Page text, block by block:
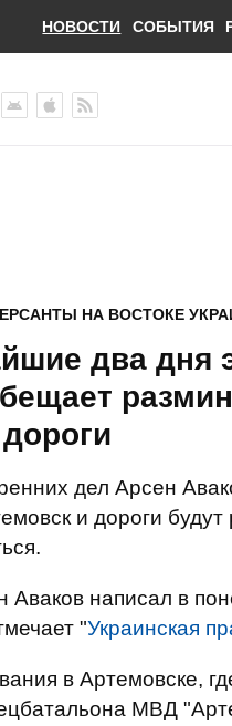
НОВОСТИ СОБЫТИЯ
НА ВОСТОКЕ
два дня
дел Арсен
и дороги
Аваков написал в
"Украинская
в Артемовске,
МВД